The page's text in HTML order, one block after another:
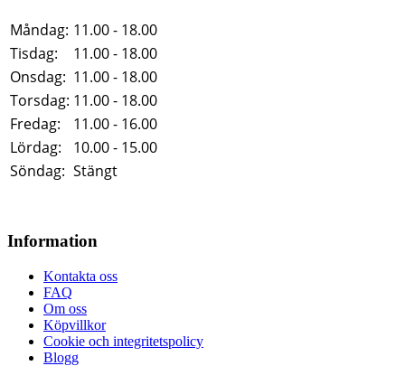
Måndag: 11.00 - 18.00
Tisdag:
11.00 - 18.00
Onsdag: 11.00 - 18.00
Torsdag: 11.00 - 18.00
Fredag:
11.00 - 16.00
Lördag:
10.00 - 15.00
Söndag: Stängt
Information
Kontakta oss
FAQ
Om oss
Köpvillkor
Cookie och integritetspolicy
Blogg